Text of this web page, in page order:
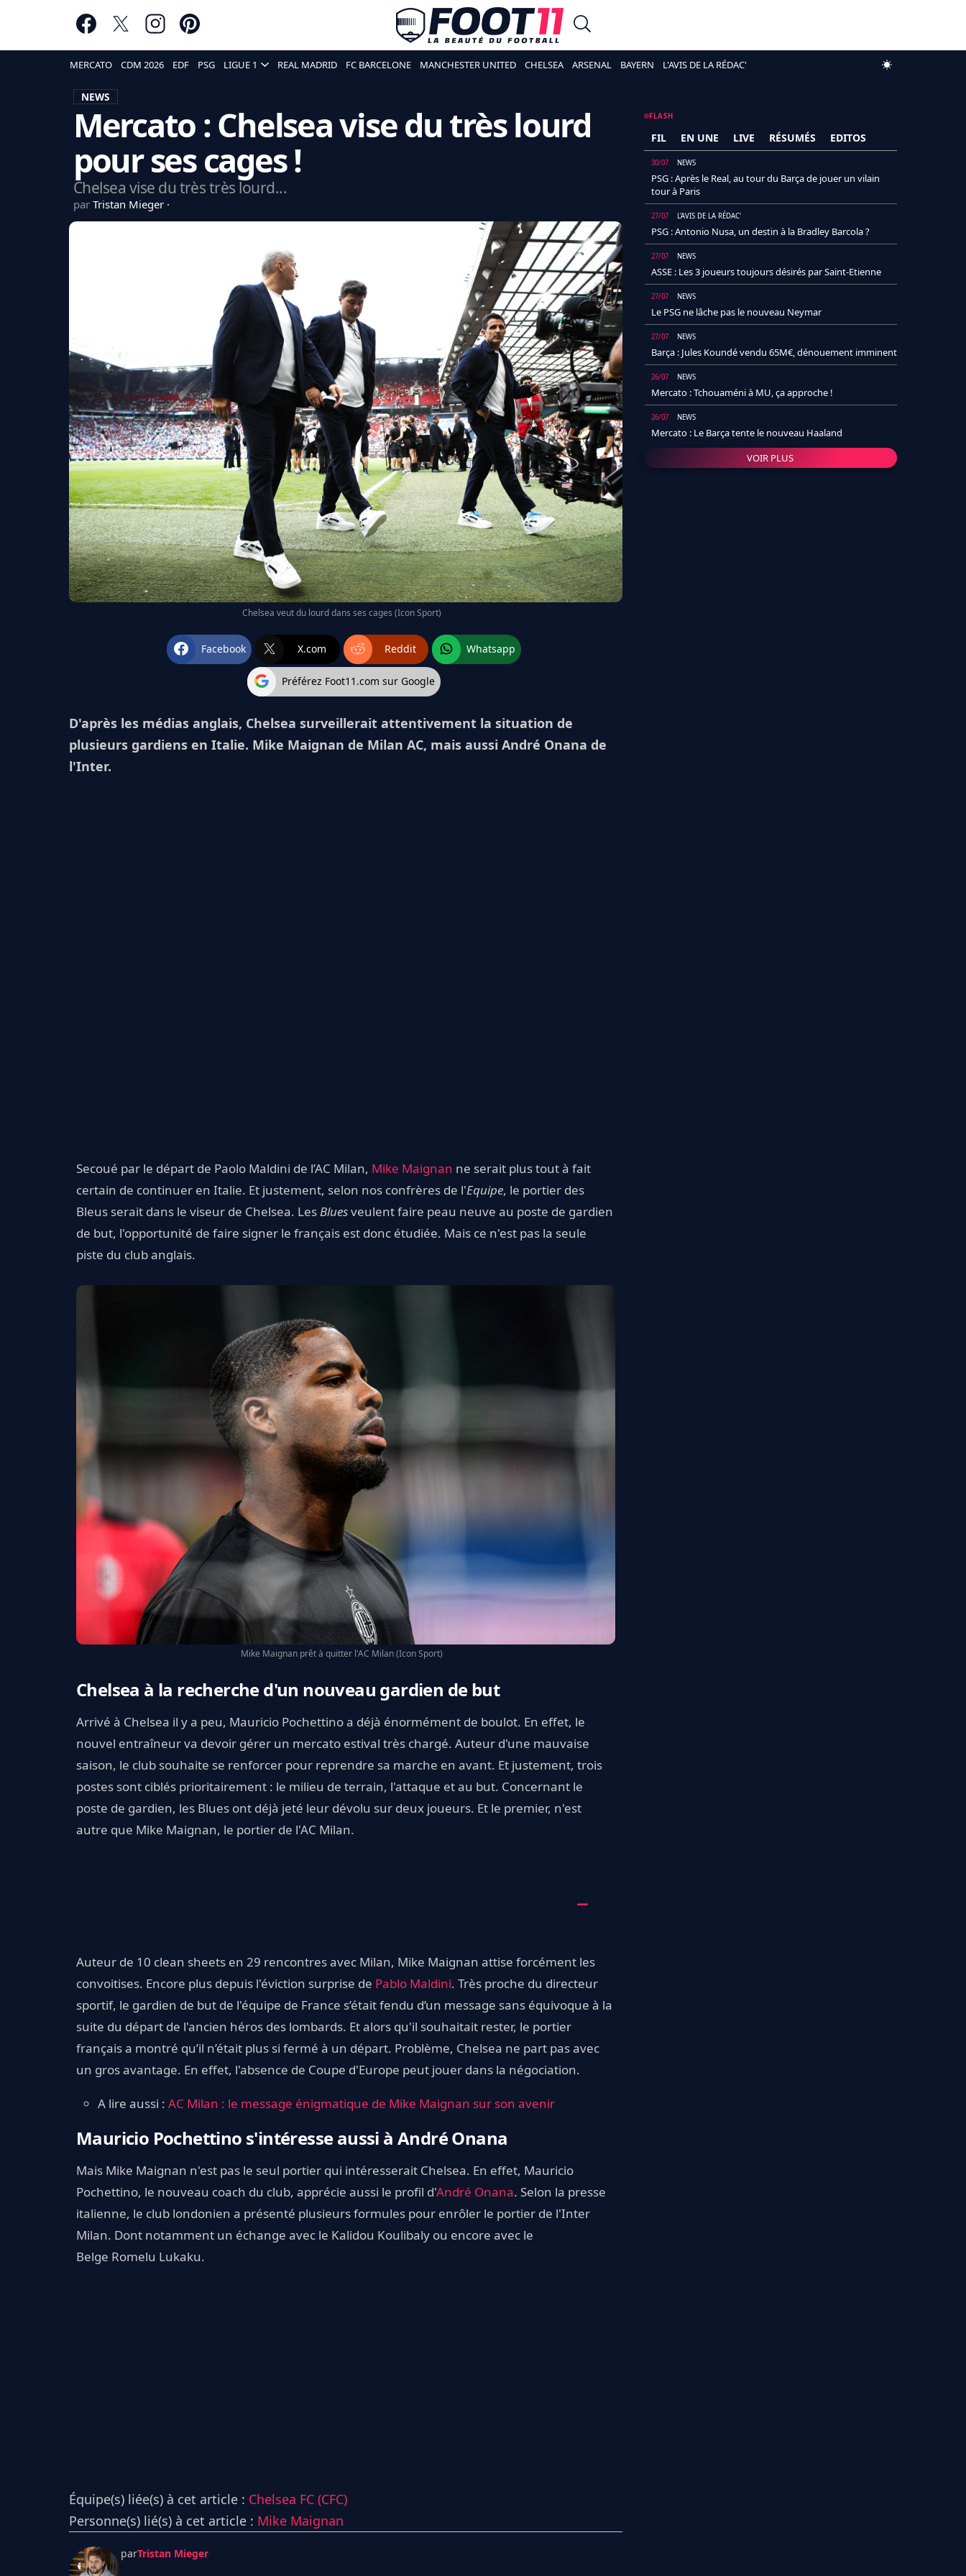
MERCATO CDM 2026 EDF PSG LIGUE 1 REAL MADRID FC BARCELONE MANCHESTER UNITED CHELSEA ARSENAL BAYERN L'AVIS DE LA RÉDAC'
NEWS
Mercato : Chelsea vise du très lourd
pour ses cages !
Chelsea vise du très très lourd...
par Tristan Mieger
Chelsea veut du lourd dans ses cages (Icon Sport)
Facebook X.com Reddit Whatsapp
Préférez Foot11.com sur Google
D'après les médias anglais, Chelsea surveillerait attentivement la situation de
plusieurs gardiens en Italie. Mike Maignan de Milan AC, mais aussi André Onana de
l'Inter.
Secoué par le départ de Paolo Maldini de l’AC Milan, Mike Maignan ne serait plus tout à fait
certain de continuer en Italie. Et justement, selon nos confrères de l'Equipe, le portier des
Bleus serait dans le viseur de Chelsea. LesBluesveulent faire peau neuve au poste de gardien
de but, l'opportunité de faire signer le français est donc étudiée. Mais ce n'est pas la seule
piste du club anglais.
Mike Maignan prêt à quitter l'AC Milan (Icon Sport)
Chelsea à la recherche d'un nouveau gardien de but
Arrivé à Chelsea il y a peu, Mauricio Pochettino a déjà énormément de boulot. En effet, le
nouvel entraîneur va devoir gérer un mercato estival très chargé. Auteur d'une mauvaise
saison, le club souhaite se renforcer pour reprendre sa marche en avant. Et justement, trois
postes sont ciblés prioritairement : le milieu de terrain, l'attaque et au but. Concernant le
poste de gardien, les Blues ont déjà jeté leur dévolu sur deux joueurs. Et le premier, n'est
autre que Mike Maignan, le portier de l'AC Milan.
Auteur de 10 clean sheets en 29 rencontres avec Milan, Mike Maignan attise forcément les
convoitises. Encore plus depuis l'éviction surprise de Pablo Maldini. Très proche du directeur
sportif, le gardien de but de l'équipe de France s’était fendu d’un message sans équivoque à la
suite du départ de l'ancien héros des lombards. Et alors qu'il souhaitait rester, le portier
français a montré qu’il n’était plus si fermé à un départ. Problème, Chelsea ne part pas avec
un gros avantage. En effet, l'absence de Coupe d'Europe peut jouer dans la négociation.
A lire aussi : AC Milan : le message énigmatique de Mike Maignan sur son avenir
Mauricio Pochettino s'intéresse aussi à André Onana
Mais Mike Maignan n'est pas le seul portier qui intéresserait Chelsea. En effet, Mauricio
Pochettino, le nouveau coach du club, apprécie aussi le profil d'André Onana. Selon la presse
italienne, le club londonien a présenté plusieurs formules pour enrôler le portier de l'Inter
Milan. Dont notamment un échange avec le Kalidou Koulibaly ou encore avec le
Belge Romelu Lukaku.
Équipe(s) liée(s) à cet article : Chelsea FC (CFC)
Personne(s) lié(s) à cet article : Mike Maignan
parTristan Mieger
FLASH
FIL EN UNE LIVE RÉSUMÉS EDITOS
30/07 NEWS
PSG : Après le Real, au tour du Barça de jouer un vilain
tour à Paris
27/07 L'AVIS DE LA RÉDAC'
PSG : Antonio Nusa, un destin à la Bradley Barcola ?
27/07 NEWS
ASSE : Les 3 joueurs toujours désirés par Saint-Etienne
27/07 NEWS
Le PSG ne lâche pas le nouveau Neymar
27/07 NEWS
Barça : Jules Koundé vendu 65M€, dénouement imminent
26/07 NEWS
Mercato : Tchouaméni à MU, ça approche !
26/07 NEWS
Mercato : Le Barça tente le nouveau Haaland
VOIR PLUS